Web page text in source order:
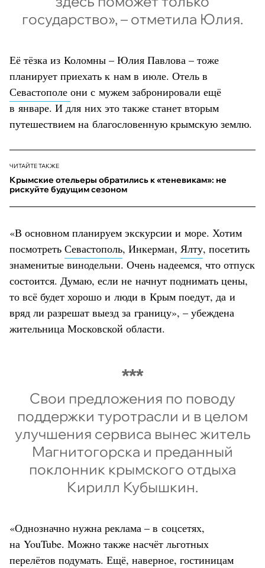
государство», – отметила Юлия.
Её тёзка из Коломны – Юлия Павлова – тоже
планирует приехать к нам в июле. Отель в
Севастополе они с мужем забронировали ещё
в январе. И для них это также станет вторым
путешествием на благословенную крымскую землю.
ЧИТАЙТЕ ТАКЖЕ
Крымские отельеры обратились к «теневикам»: не
рискуйте будущим сезоном
«В основном планируем экскурсии и море. Хотим
посмотреть Севастополь, Инкерман, Ялту, посетить
знаменитые винодельни. Очень надеемся, что отпуск
состоится. Думаю, если не начнут поднимать цены,
то всё будет хорошо и люди в Крым поедут, да и
вряд ли разрешат выезд за границу», – убеждена
жительница Московской области.
Свои предложения по поводу
поддержки туротрасли и в целом
улучшения сервиса вынес житель
Магнитогорска и преданный
поклонник крымского отдыха
Кирилл Кубышкин.
«Однозначно нужна реклама – в соцсетях,
на YouTube. Можно также насчёт льготных
перелётов подумать. Ещё, наверное, гостиницам